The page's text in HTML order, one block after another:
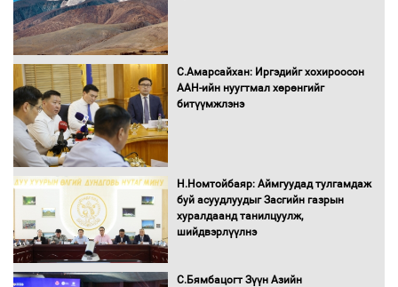
С.Амарсайхан: Иргэдийг хохироосон
ААН-ийн нуугтмал хөрөнгийг
битүүмжлэнэ
Н.Номтойбаяр: Аймгуудад тулгамдаж
буй асуудлуудыг Засгийн газрын
хуралдаанд танилцуулж,
шийдвэрлүүлнэ
С.Бямбацогт Зүүн Азийн